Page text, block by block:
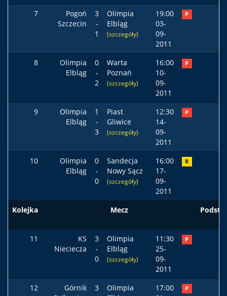
7
Pogoń
Szczecin
3
-
1
Olimpia
Elbląg
(szczegóły)
19:00
03-
09-
2011
P
8
Olimpia
Elbląg
0
-
2
Warta
Poznań
(szczegóły)
16:00
10-
09-
2011
P
9
Olimpia
Elbląg
1
-
3
Piast
Gliwice
(szczegóły)
12:30
14-
09-
2011
P
10
Olimpia
Elbląg
0
-
0
Sandecja
Nowy Sącz
(szczegóły)
16:00
17-
09-
2011
R
Kolejka Mecz Podst
11
KS
Nieciecza
3
-
0
Olimpia
Elbląg
(szczegóły)
11:30
25-
09-
2011
P
12
Górnik
3
Olimpia
17:00
P